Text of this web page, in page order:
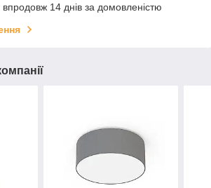
14 днів за домовленістю